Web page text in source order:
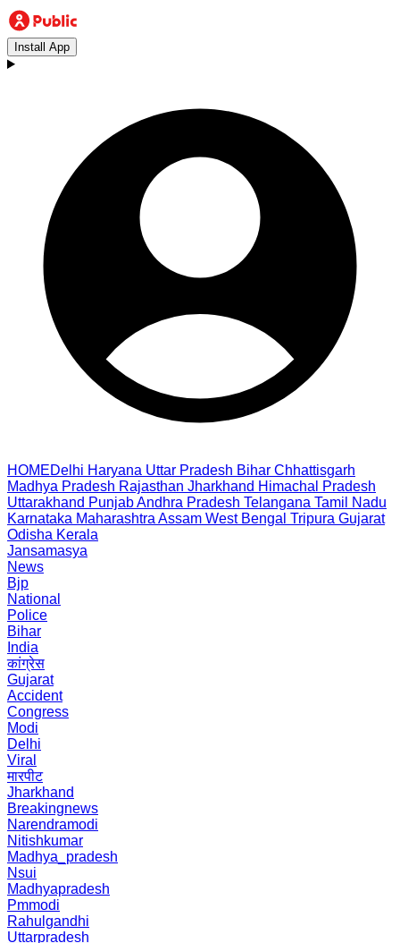
Install App
HOMEDelhi Haryana Uttar Pradesh Bihar Chhattisgarh
Madhya Pradesh Rajasthan Jharkhand Himachal Pradesh
Uttarakhand PunjabAndhra Pradesh Telangana Tamil Nadu
Karnataka Maharashtra Assam West Bengal Tripura Gujarat
Odisha Kerala
Jansamasya
News
Bjp
National
Police
Bihar
India
कांग्रेस
Gujarat
Accident
Congress
Modi
Delhi
Viral
मारपीट
Jharkhand
Breakingnews
Narendramodi
Nitishkumar
Madhya_pradesh
Nsui
Madhyapradesh
Pmmodi
Rahulgandhi
Uttarpradesh